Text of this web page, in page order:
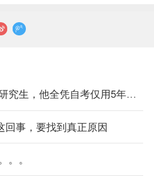
从装卸工到北京大学研究生，他全凭自考仅用5年时间
回事，要找到真正原因
。